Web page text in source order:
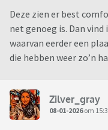
Deze zien er best
net genoeg is. Dan
waarvan eerder een
die hebben weer zo’n
Zilver_gray
08-01-2026om